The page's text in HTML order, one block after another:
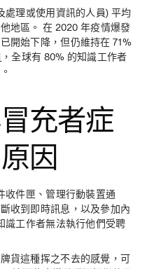
處理或使用資訊的人員) 平均
地區。 在 2020 年疫情爆發
開始下降，但仍維持在 71%
，全球有 80% 的知識工作者
充者症
因
收件匣、管理行動裝置通
收到即時訊息，以及參加內
識工作者無法執行他們受聘
貨這種挥之不去的感覺，可